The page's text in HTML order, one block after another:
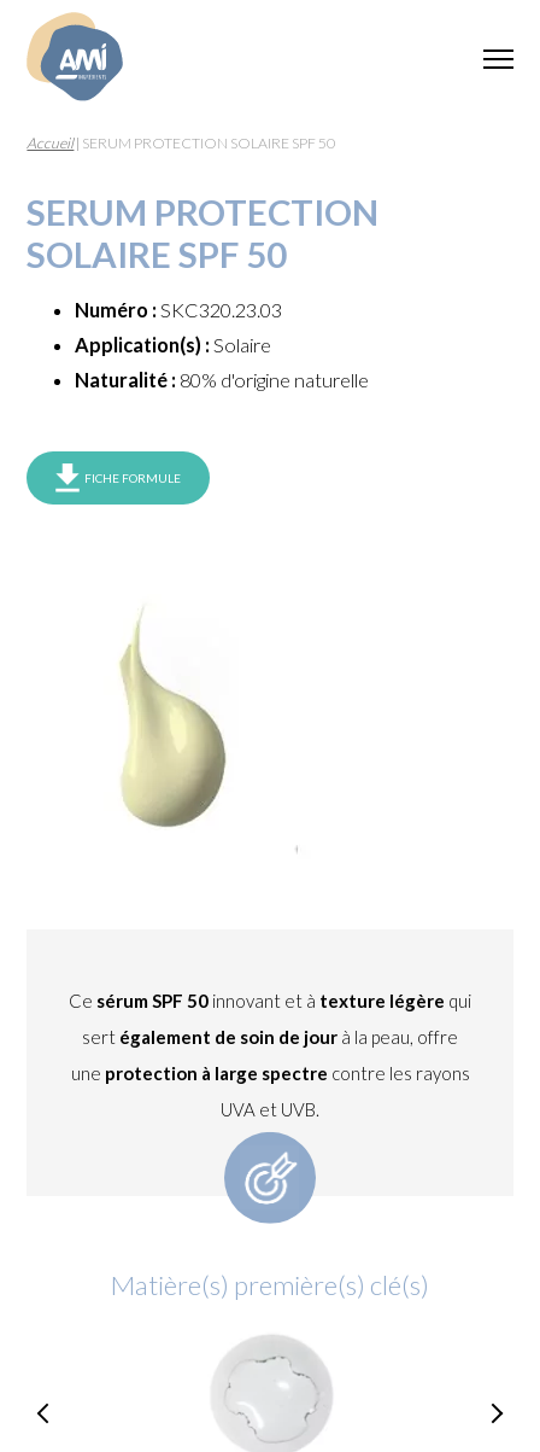
Accueil| SERUM PROTECTION SOLAIRE SPF 50
SERUM PROTECTION
SOLAIRE SPF 50
Numéro : SKC320.23.03
Application(s) : Solaire
Naturalité : 80% d'origine naturelle
FICHE FORMULE
Ce sérum SPF 50 innovant et à texture légère qui
sert également de soin de jour à la peau, offre
une protection à large spectre contre les rayons
UVA et UVB.
Matière(s) première(s) clé(s)